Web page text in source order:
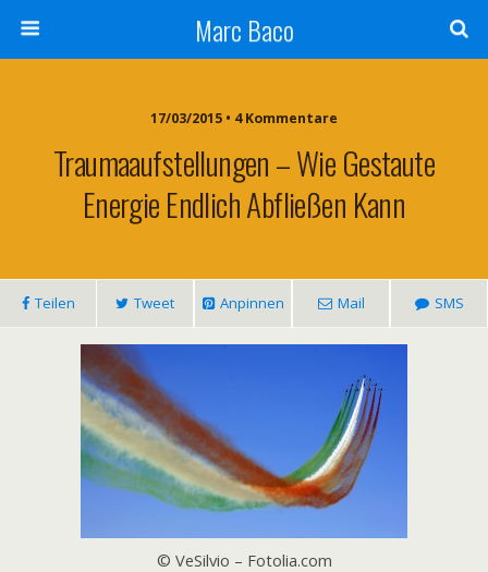
Marc Baco
17/03/2015 • 4 Kommentare
Traumaaufstellungen – Wie Gestaute
Energie Endlich Abfließen Kann
Teilen Tweet Anpinnen Mail SMS
© VeSilvio – Fotolia.com